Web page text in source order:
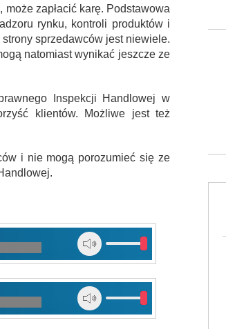
zapłacić karę. Podstawowa
rynku, kontroli produktów i
sprzedawców jest niewiele.
natomiast wynikać jeszcze ze
Inspekcji Handlowej w
klientów. Możliwe jest też
i nie mogą porozumieć się ze